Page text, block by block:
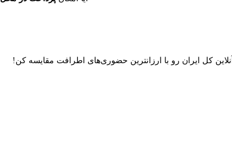
کل ایران رو با ارزانترین حضوری‌های اطرافت مقایسه کن!